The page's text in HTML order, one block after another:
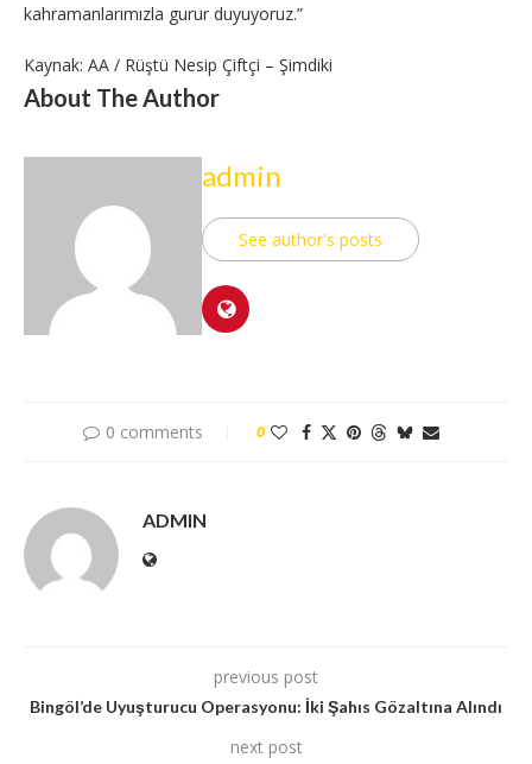
kahramanlarımızla gurur duyuyoruz.”
Kaynak: AA / Rüştü Nesip Çiftçi – Şimdiki
About The Author
admin
See author's posts
0 comments 0
ADMIN
previous post
Bingöl’de Uyuşturucu Operasyonu: İki Şahıs Gözaltına Alındı
next post